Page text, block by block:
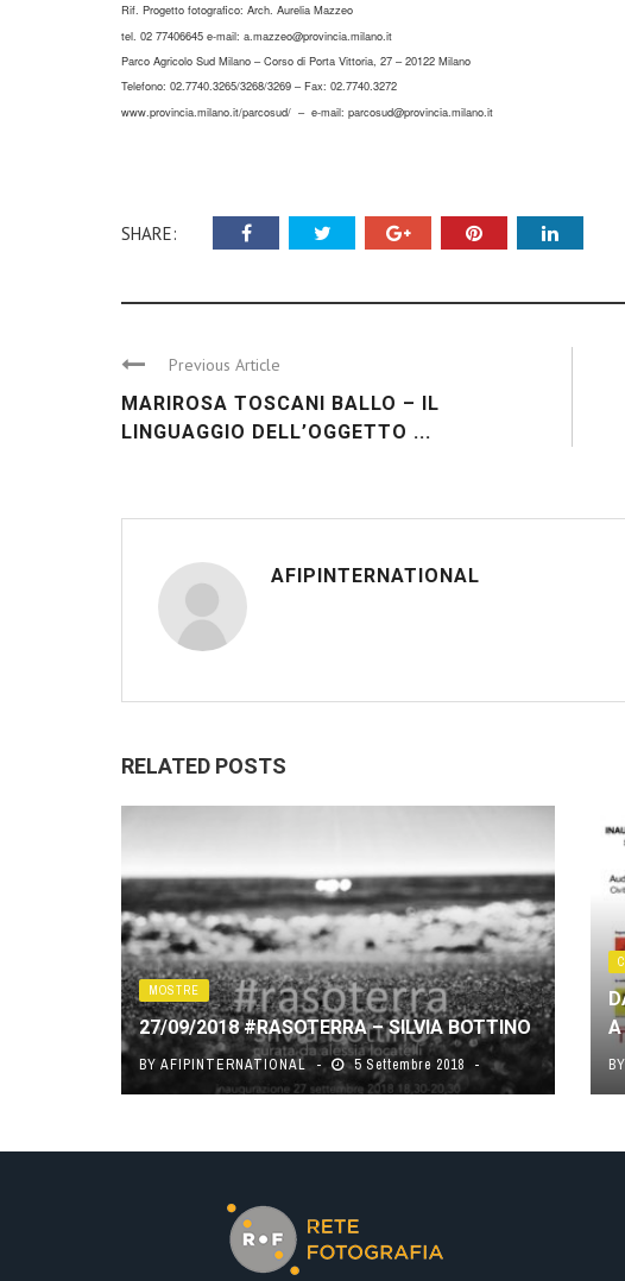
Rif. Progetto fotografico: Arch. Aurelia Mazzeo
tel. 02 77406645 e-mail: a.mazzeo@provincia.milano.it
Parco Agricolo Sud Milano – Corso di Porta Vittoria, 27 – 20122 Milano
Telefono: 02.7740.3265/3268/3269 – Fax: 02.7740.3272
www.provincia.milano.it/parcosud/ – e-mail: parcosud@provincia.milano.it
SHARE:
Previous Article
MARIROSA TOSCANI BALLO – IL
LINGUAGGIO DELL’OGGETTO ...
AFIPINTERNATIONAL
RELATED POSTS
MOSTRE
27/09/2018 #RASOTERRA – SILVIA BOTTINO
BY AFIPINTERNATIONAL 5 Settembre 2018
A